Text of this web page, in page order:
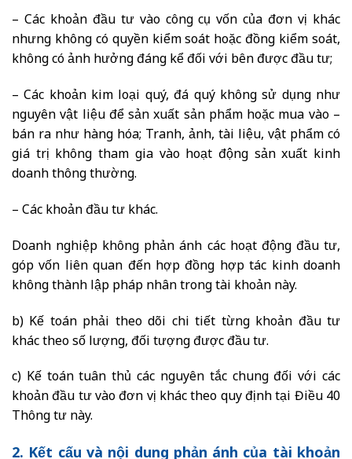
– Các khoản đầu tư vào công cụ vốn của đơn vị khác
nhưng không có quyền kiểm soát hoặc đồng kiểm soát,
không có ảnh hưởng đáng kể đối với bên được đầu tư;
– Các khoản kim loại quý, đá quý không sử dụng như
nguyên vật liệu để sản xuất sản phẩm hoặc mua vào –
bán ra như hàng hóa; Tranh, ảnh, tài liệu, vật phẩm có
giá trị không tham gia vào hoạt động sản xuất kinh
doanh thông thường.
– Các khoản đầu tư khác.
Doanh nghiệp không phản ánh các hoạt động đầu tư,
góp vốn liên quan đến hợp đồng hợp tác kinh doanh
không thành lập pháp nhân trong tài khoản này.
b) Kế toán phải theo dõi chi tiết từng khoản đầu tư
khác theo số lượng, đối tượng được đầu tư.
c) Kế toán tuân thủ các nguyên tắc chung đối với các
khoản đầu tư vào đơn vị khác theo quy định tại Điều 40
Thông tư này.